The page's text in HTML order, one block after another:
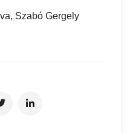
Szabó Gergely